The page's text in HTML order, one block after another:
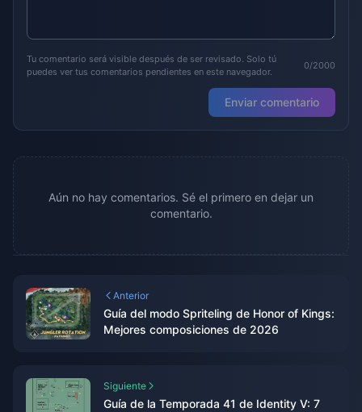
Tu comentario será visible después de ser revisado. Solo tú
puedes ver tus comentarios pendientes en este navegador.
0/2000
Enviar comentario
Aún no hay comentarios. Sé el primero en dejar un
comentario.
Anterior
Guía del modo Spriteling de Honor of Kings:
Mejores composiciones de 2026
Siguiente
Guía de la Temporada 41 de Identity V: 7